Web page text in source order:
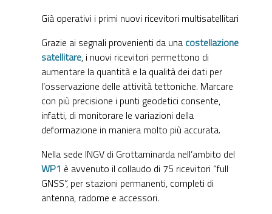
Già operativi i primi nuovi ricevitori multisatellitari
Grazie ai segnali provenienti da una costellazione
satellitare, i nuovi ricevitori permettono di
aumentare la quantità e la qualità dei dati per
l’osservazione delle attività tettoniche. Marcare
con più precisione i punti geodetici consente,
infatti, di monitorare le variazioni della
deformazione in maniera molto più accurata.
Nella sede INGV di Grottaminarda nell’ambito del
WP1 è avvenuto il collaudo di 75 ricevitori “full
GNSS”, per stazioni permanenti, completi di
antenna, radome e accessori.